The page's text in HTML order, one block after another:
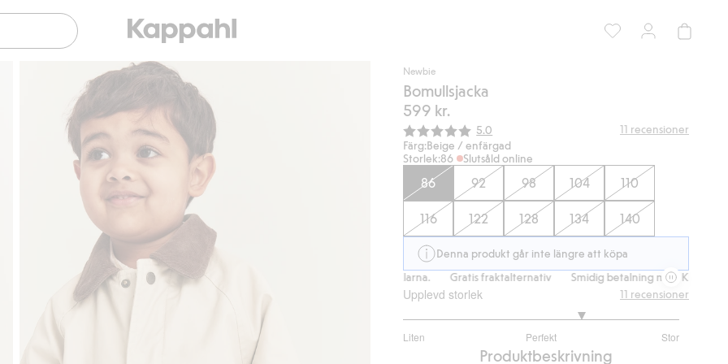
Newbie
Bomullsjacka
599 kr.
Snittbetyg:
5.0 11 recensioner
Färg:Beige / enfärgad
Storlek:86 Slutsåld online
86 92 98 104 110
116 122 128 134 140
Denna produkt går inte längre att köpa
Gratis fraktalternativ
Gratis fraktalternativ Smidig betalning med Klarna.
Upplevd storlek
Liten Perfekt Stor
utav
11 recensioner
Produktbeskrivning